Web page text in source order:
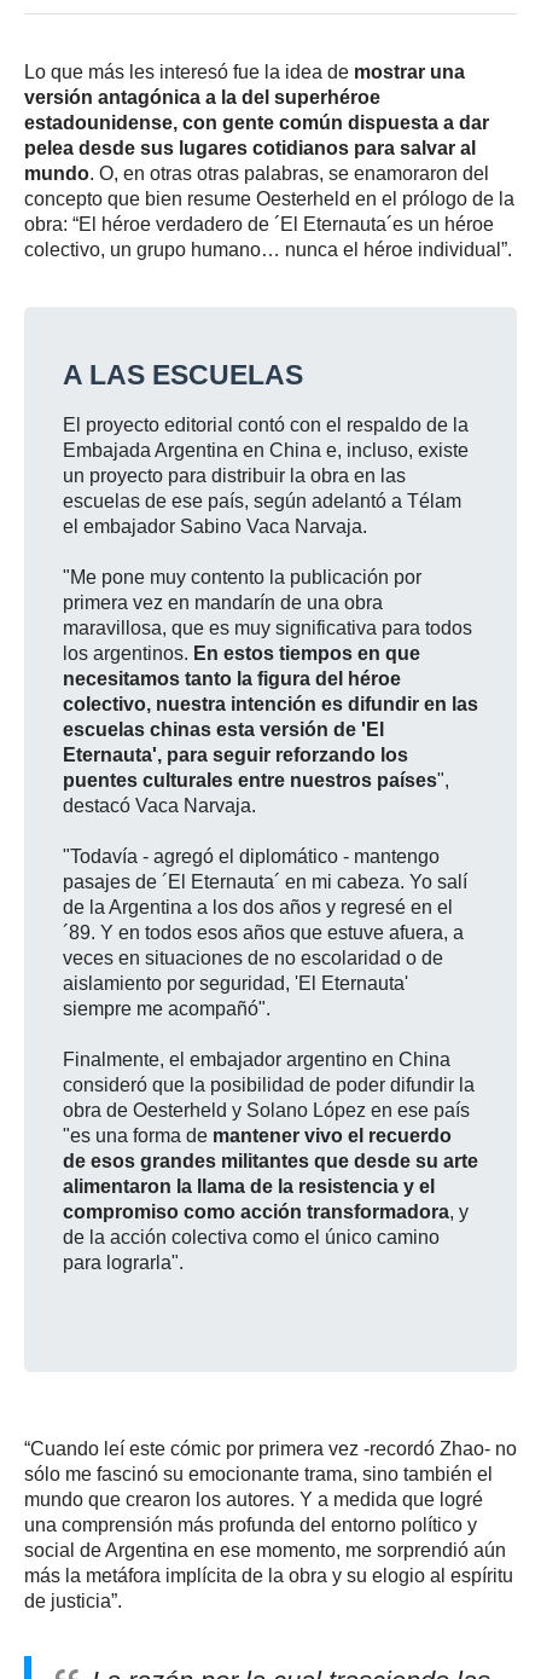
Lo que más les interesó fue la idea de mostrar una
versión antagónica a la del superhéroe
estadounidense, con gente común dispuesta a dar
pelea desde sus lugares cotidianos para salvar al
mundo. O, en otras otras palabras, se enamoraron del
concepto que bien resume Oesterheld en el prólogo de la
obra: “El héroe verdadero de ´El Eternauta´es un héroe
colectivo, un grupo humano… nunca el héroe individual”.
A LAS ESCUELAS
El proyecto editorial contó con el respaldo de la
Embajada Argentina en China e, incluso, existe
un proyecto para distribuir la obra en las
escuelas de ese país, según adelantó a Télam
el embajador Sabino Vaca Narvaja.
"Me pone muy contento la publicación por
primera vez en mandarín de una obra
maravillosa, que es muy significativa para todos
los argentinos. En estos tiempos en que
necesitamos tanto la figura del héroe
colectivo, nuestra intención es difundir en las
escuelas chinas esta versión de 'El
Eternauta', para seguir reforzando los
puentes culturales entre nuestros países",
destacó Vaca Narvaja.
"Todavía - agregó el diplomático - mantengo
pasajes de ´El Eternauta´ en mi cabeza. Yo salí
de la Argentina a los dos años y regresé en el
´89. Y en todos esos años que estuve afuera, a
veces en situaciones de no escolaridad o de
aislamiento por seguridad, 'El Eternauta'
siempre me acompañó".
Finalmente, el embajador argentino en China
consideró que la posibilidad de poder difundir la
obra de Oesterheld y Solano López en ese país
"es una forma de mantener vivo el recuerdo
de esos grandes militantes que desde su arte
alimentaron la llama de la resistencia y el
compromiso como acción transformadora, y
de la acción colectiva como el único camino
para lograrla".
“Cuando leí este cómic por primera vez -recordó Zhao- no
sólo me fascinó su emocionante trama, sino también el
mundo que crearon los autores. Y a medida que logré
una comprensión más profunda del entorno político y
social de Argentina en ese momento, me sorprendió aún
más la metáfora implícita de la obra y su elogio al espíritu
de justicia”.